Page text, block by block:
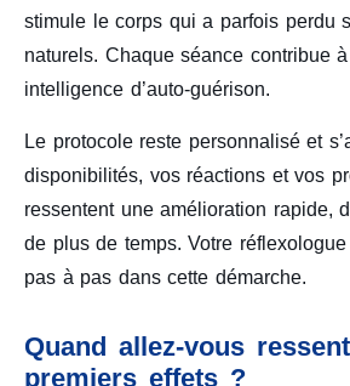
stimule le corps qui a parfois perdu
naturels. Chaque séance contribue
intelligence d’auto-guérison.
Le protocole reste personnalisé et
disponibilités, vos réactions et vos
ressentent une amélioration rapide,
de plus de temps. Votre
pas à pas dans cette démarche.
Quand allez-vous
premiers effets ?